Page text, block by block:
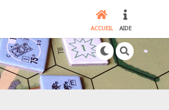
ACCUEIL AIDE